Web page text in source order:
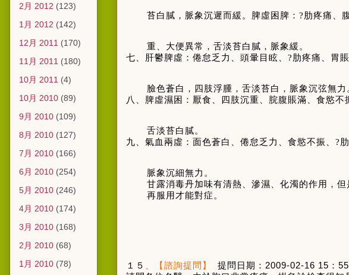
苔白膩，脈象沉遲而緩。脾虛困脾：?肋疼痛、
重、大便異常，舌淡苔白膩，脈象緩。
七、肝鬱脾虛：倦怠乏力、頭暈目眩、?肋疼痛、胃
臉色蒼白，四肢浮腫，舌淡苔白，脈象沉弦無力
八、脾虛濕困：厭食、四肢沉重、脘腹賬滿、食慾不
舌淡苔白膩。
九、氣血兩虛：面色蒼白、倦怠乏力、食慾不振、?
脈象沉細無力。
甘露消毒丹加味有清熱、滲濕、化濁的作用，
再服用才能對症。
１５ 、【諮詢提問】 提問日期： 2009-02-16 15 ： 55
2月 2012 (123)
1月 2012 (142)
12月 2011 (170)
11月 2011 (180)
10月 2011 (4)
10月 2010 (89)
9月 2010 (109)
8月 2010 (127)
7月 2010 (166)
6月 2010 (254)
5月 2010 (246)
4月 2010 (174)
3月 2010 (168)
2月 2010 (68)
1月 2010 (78)